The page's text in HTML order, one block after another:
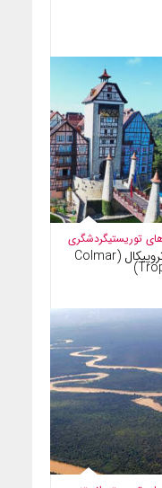
توریستیگردشگری
کُلمار تروپیکال (Colmar